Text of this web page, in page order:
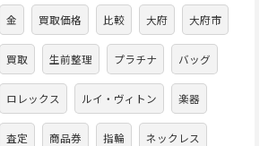
金 買取価格 比較 大府 大府市
買取 生前整理 プラチナ バッグ
ロレックス ルイ・ヴィトン 楽器
査定 商品券 指輪 ネックレス